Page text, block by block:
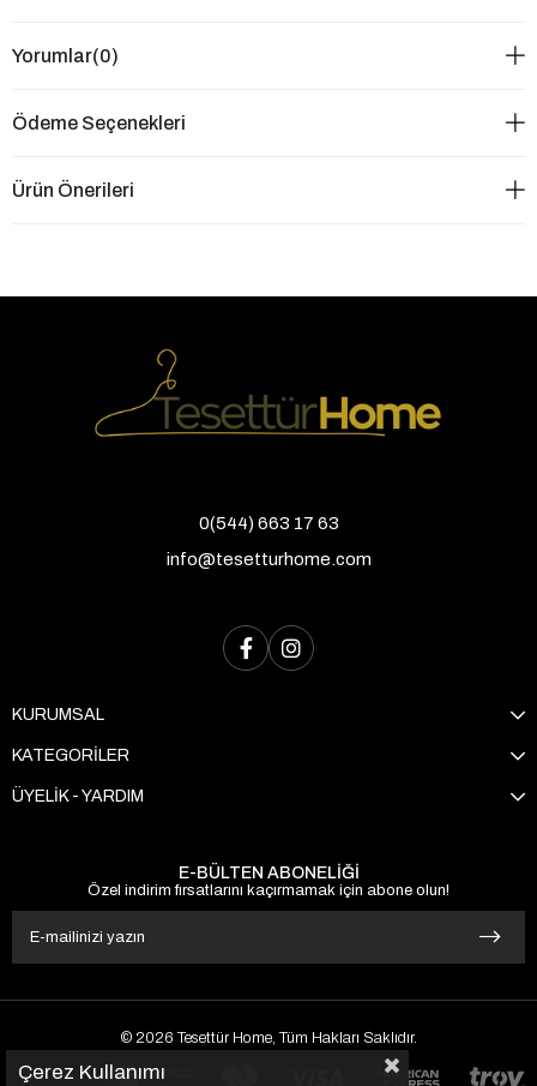
Yorumlar(0)
Ödeme Seçenekleri
Ürün Önerileri
0(544) 663 17 63
info@tesetturhome.com
KURUMSAL
KATEGORİLER
ÜYELİK - YARDIM
E-BÜLTEN ABONELİĞİ
Özel indirim fırsatlarını kaçırmamak için abone olun!
© 2026 Tesettür Home, Tüm Hakları Saklıdır.
Çerez Kullanımı